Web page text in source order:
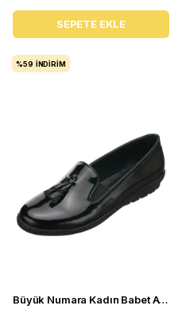
SEPETE EKLE
Büyük Numara Kadın Babet Ayakkabı R8210- Siyah Rugan
%59 İNDIRIM